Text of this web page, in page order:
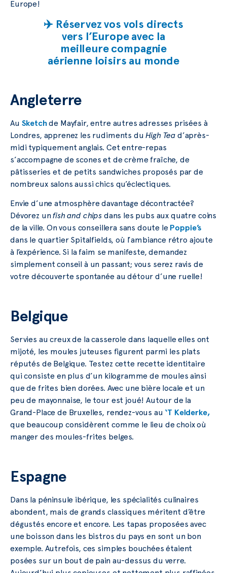
Europe!
✈️ Réservez vos vols directs
vers l’Europe avec la
meilleure compagnie
aérienne loisirs au monde
Angleterre
Au Sketch de Mayfair, entre autres adresses prisées à
Londres, apprenez les rudiments duHigh Tea d’après-
midi typiquement anglais. Cet entre-repas
s’accompagne de scones et de crème fraîche, de
pâtisseries et de petits sandwiches proposés par de
nombreux salons aussi chics qu’éclectiques.
Envie d’une atmosphère davantage décontractée?
Dévorez unfish and chips dans les pubs aux quatre coins
de la ville. On vous conseillera sans doute le Poppie’s
dans le quartier Spitalfields, où l’ambiance rétro ajoute
à l’expérience. Si la faim se manifeste, demandez
simplement conseil à un passant; vous serez ravis de
votre découverte spontanée au détour d’une ruelle!
Belgique
Servies au creux de la casserole dans laquelle elles ont
mijoté, les moules juteuses figurent parmi les plats
réputés de Belgique. Testez cette recette identitaire
qui consiste en plus d’un kilogramme de moules ainsi
que de frites bien dorées. Avec une bière locale et un
peu de mayonnaise, le tour est joué! Autour de la
Grand-Place de Bruxelles, rendez-vous au ‘T Kelderke,
que beaucoup considèrent comme le lieu de choix où
manger des moules-frites belges.
Espagne
Dans la péninsule ibérique, les spécialités culinaires
abondent, mais de grands classiques méritent d’être
dégustés encore et encore. Les tapas proposées avec
une boisson dans les bistros du pays en sont un bon
exemple. Autrefois, ces simples bouchées étaient
posées sur un bout de pain au-dessus du verre.